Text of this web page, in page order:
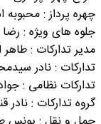
چهره پرداز :
جلوه های ویژه :
مدیر تدارکات : طاهر
تدارکات : نادر
تدارکات نظامی :
گروه تدارکات : نادر